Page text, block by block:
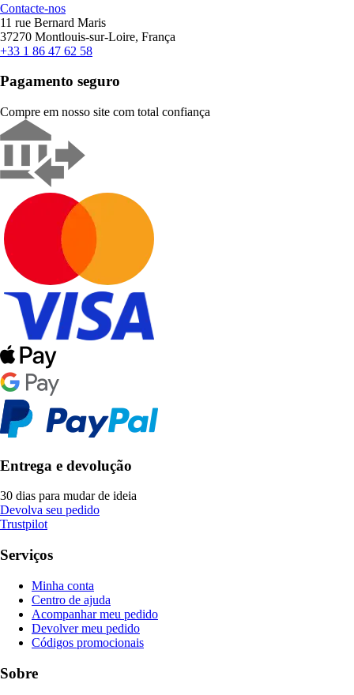
Contacte-nos
11 rue Bernard Maris
37270 Montlouis-sur-Loire, França
+33 1 86 47 62 58
Pagamento seguro
Compre em nosso site com total confiança
Entrega e devolução
30 dias para mudar de ideia
Devolva seu pedido
Trustpilot
Serviços
Minha conta
Centro de ajuda
Acompanhar meu pedido
Devolver meu pedido
Códigos promocionais
Sobre